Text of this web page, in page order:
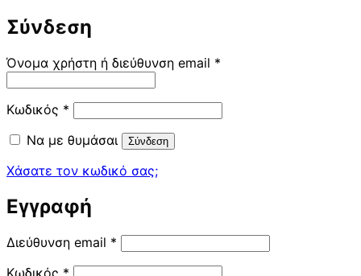
Σύνδεση
Όνομα χρήστη ή διεύθυνση email *
Κωδικός * Απαιτείται
Να με θυμάσαι
Σύνδεση
Χάσατε τον κωδικό σας;
Εγγραφή
Διεύθυνση email * Απαιτείται
Κωδικός * Απαιτείται